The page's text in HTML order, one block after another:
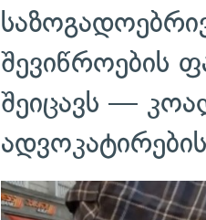
შევიწროების
შეიცავს —